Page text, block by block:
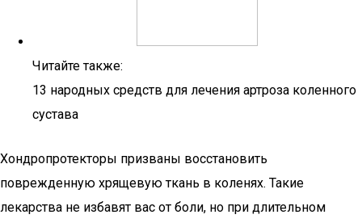
Читайте также:
13 народных средств для лечения артроза коленного
сустава
Хондропротекторы призваны восстановить
поврежденную хрящевую ткань в коленях. Такие
лекарства не избавят вас от боли, но при длительном